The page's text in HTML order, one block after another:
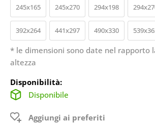
245x165 245x270 294x198
392x264 441x297 490x330
* le dimensioni sono date nel rapporto
altezza
Disponibilità:
Disponibile
Aggiungi ai preferiti